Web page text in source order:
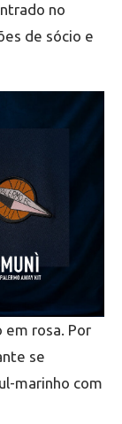
no
de sócio e
em rosa. Por
se
marinho com